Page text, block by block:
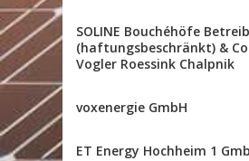
SOLINE Bouchéhöfe
(haftungsbeschränkt) &
Vogler Roessink Chalpnik
voxenergie GmbH
ET Energy Hochheim 1